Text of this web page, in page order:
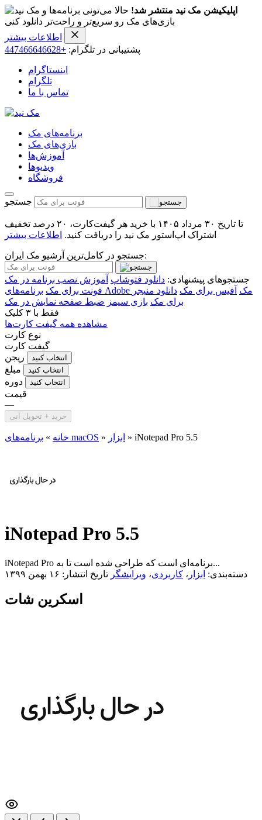
اپلیکیشن مک نید منتشر شد! حالا می‌تونی برنامه‌ها و
بازی‌های مک رو سریع‌تر و راحت‌تر دانلود کنی
اطلاعات بیشتر
پشتیبانی در تلگرام: +447466646628
اینستاگرام
تلگرام
تماس با ما
برنامه‌های مک
بازی‌های مک
آموزش‌ها
ویدیو‌ها
فروشگاه
جستجو
تا تاریخ ۳۰ مرداد ۱۴۰۵ با خرید هر گیفت‌کارت، ۲۰ درصد تخفیف
اشتراک اپ‌استور مک نید را دریافت کنید. اطلاعات بیشتر
جستجو در کامل‌ترین آرشیو مک ایران:
جستجوهای پیشنهادی: دانلود فتوشاپ آموزش نصب برنامه در مک
فونت برای مک
برنامه‌های Adobe مک آفیس برای مک دانلود منیجر
برای مک بازی سیمز ضبط صفحه نمایش در مک
فقط با ۳ کلیک
مشاهده همه گیفت کارت‌ها
نوع کارت
گیفت کارت
ریجن
انتخاب کنید
مبلغ انتخاب کنید
دوره انتخاب کنید
قیمت
—
خرید + تحویل آنی
خانه » برنامه‌های macOS » ابزار » iNotepad Pro 5.5
iNotepad Pro 5.5
iNotepad Pro برنامه‌ای است که طراحی شده است تا به...
دسته‌بندی: ابزار ، کاربردی، ویرایشگر تاریخ انتشار: ۱۶ بهمن ۱۳۹۹
اسکرین شات